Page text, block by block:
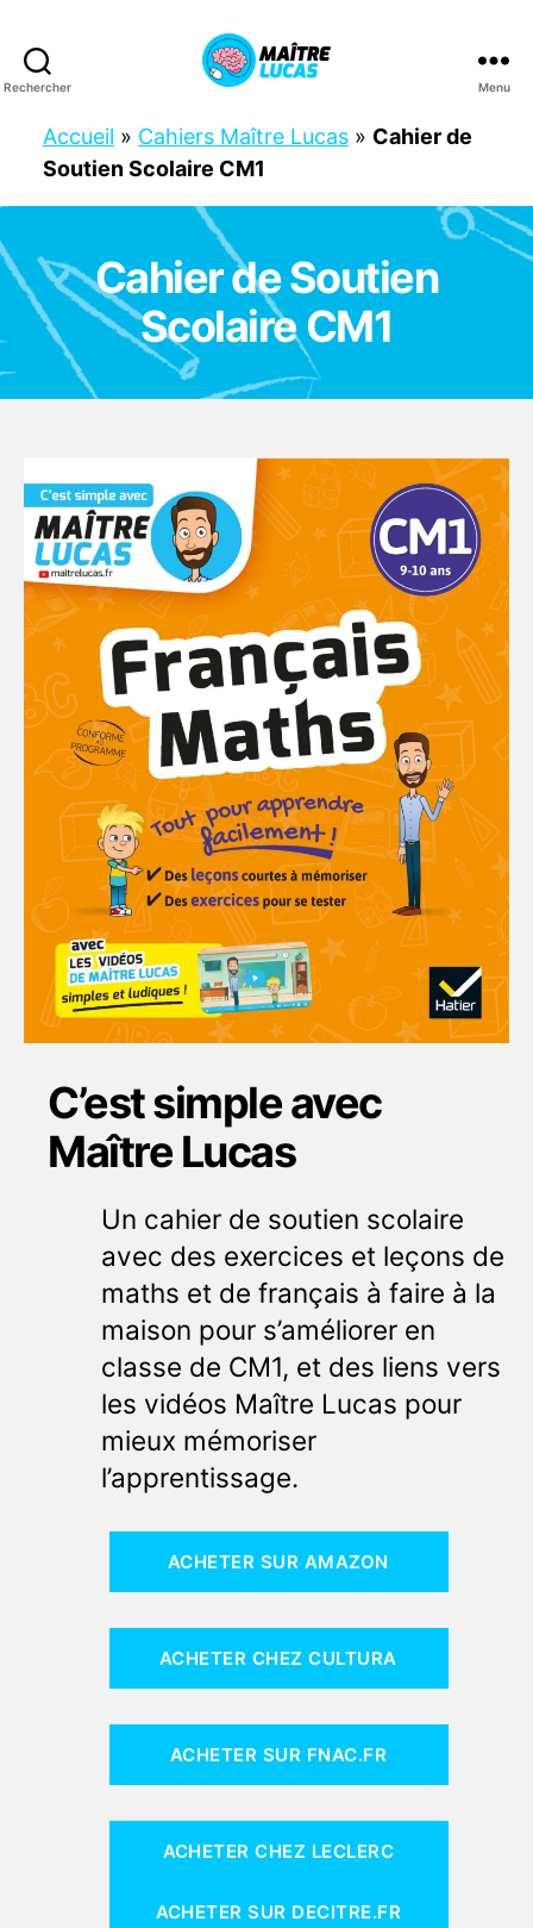
Rechercher
Lucas
Menu
Accueil » Cahiers Maître Lucas » Cahier de
Soutien Scolaire CM1
Cahier de Soutien
Scolaire CM1
C’est simple avec
Maître Lucas
Un cahier de soutien scolaire
avec des exercices et leçons de
maths et de français à faire à la
maison pour s’améliorer en
classe de CM1, et des liens vers
les vidéos Maître Lucas pour
mieux mémoriser
l’apprentissage.
ACHETER SUR AMAZON
ACHETER CHEZ CULTURA
ACHETER SUR FNAC.FR
ACHETER CHEZ LECLERC
ACHETER SUR DECITRE.FR